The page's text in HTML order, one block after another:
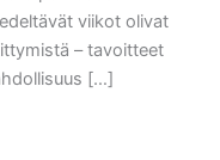
viikot olivat
– tavoitteet
[…]